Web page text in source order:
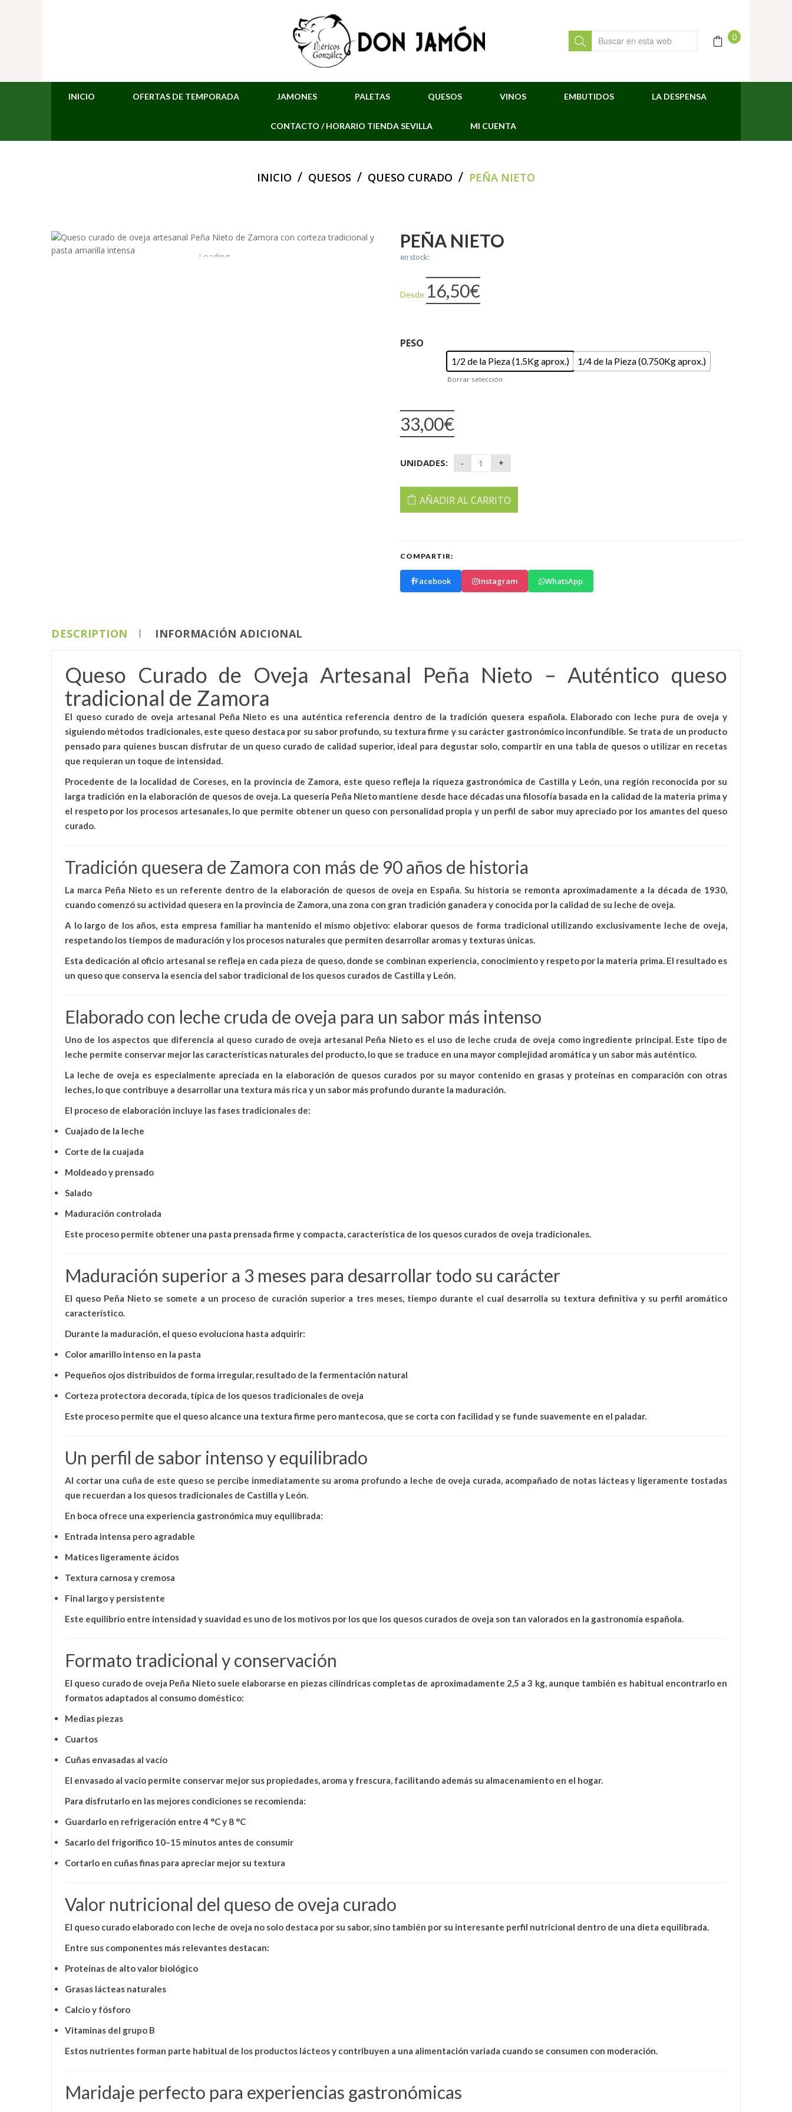
0
INICIO OFERTAS DE TEMPORADA JAMONES PALETAS QUESOS VINOS EMBUTIDOS LA DESPENSA
CONTACTO / HORARIO TIENDA SEVILLA MI CUENTA
INICIO / QUESOS / QUESO CURADO / PEÑA NIETO
Loading...
PEÑA NIETO
en stock:
Desde 16,50€
PESO
1/2 de la Pieza (1.5Kg aprox.) 1/4 de la Pieza (0.750Kg aprox.)
Borrar selección
33,00€
UNIDADES:
AÑADIR AL CARRITO
COMPARTIR:
Facebook Instagram WhatsApp
DESCRIPTION INFORMACIÓN ADICIONAL
Queso Curado de Oveja Artesanal Peña Nieto – Auténtico queso
tradicional de Zamora
El queso curado de oveja artesanal Peña Nieto es una auténtica referencia dentro de la tradición quesera española. Elaborado con leche pura de oveja y
siguiendo métodos tradicionales, este queso destaca por su sabor profundo, su textura firme y su carácter gastronómico inconfundible. Se trata de un producto
pensado para quienes buscan disfrutar de un queso curado de calidad superior, ideal para degustar solo, compartir en una tabla de quesos o utilizar en recetas
que requieran un toque de intensidad.
Procedente de la localidad de Coreses, en la provincia de Zamora, este queso refleja la riqueza gastronómica de Castilla y León, una región reconocida por su
larga tradición en la elaboración de quesos de oveja. La quesería Peña Nieto mantiene desde hace décadas una filosofía basada en la calidad de la materia prima y
el respeto por los procesos artesanales, lo que permite obtener un queso con personalidad propia y un perfil de sabor muy apreciado por los amantes del queso
curado.
Tradición quesera de Zamora con más de 90 años de historia
La marca Peña Nieto es un referente dentro de la elaboración de quesos de oveja en España. Su historia se remonta aproximadamente a la década de 1930,
cuando comenzó su actividad quesera en la provincia de Zamora, una zona con gran tradición ganadera y conocida por la calidad de su leche de oveja.
A lo largo de los años, esta empresa familiar ha mantenido el mismo objetivo: elaborar quesos de forma tradicional utilizando exclusivamente leche de oveja,
respetando los tiempos de maduración y los procesos naturales que permiten desarrollar aromas y texturas únicas.
Esta dedicación al oficio artesanal se refleja en cada pieza de queso, donde se combinan experiencia, conocimiento y respeto por la materia prima. El resultado es
un queso que conserva la esencia del sabor tradicional de los quesos curados de Castilla y León.
Elaborado con leche cruda de oveja para un sabor más intenso
Uno de los aspectos que diferencia al queso curado de oveja artesanal Peña Nietoes el uso de leche cruda de oveja como ingrediente principal. Este tipo de
leche permite conservar mejor las características naturales del producto, lo que se traduce en una mayor complejidad aromática y un sabor más auténtico.
La leche de oveja es especialmente apreciada en la elaboración de quesos curados por su mayor contenido en grasas y proteínasen comparación con otras
leches, lo que contribuye a desarrollar una textura más rica y un sabor más profundo durante la maduración.
El proceso de elaboración incluye las fases tradicionales de:
Cuajado de la leche
Corte de la cuajada
Moldeado y prensado
Salado
Maduración controlada
Este proceso permite obtener una pasta prensada firme y compacta, característica de los quesos curados de oveja tradicionales.
Maduración superior a 3 meses para desarrollar todo su carácter
El queso Peña Nieto se somete a un proceso de curación superior a tres meses, tiempo durante el cual desarrolla su textura definitiva y su perfil aromático
característico.
Durante la maduración, el queso evoluciona hasta adquirir:
Color amarillo intenso en la pasta
Pequeños ojos distribuidos de forma irregular, resultado de la fermentación natural
Corteza protectora decorada, típica de los quesos tradicionales de oveja
Este proceso permite que el queso alcance una textura firme pero mantecosa, que se corta con facilidad y se funde suavemente en el paladar.
Un perfil de sabor intenso y equilibrado
Al cortar una cuña de este queso se percibe inmediatamente su aroma profundo a leche de oveja curada, acompañado de notas lácteas y ligeramente tostadas
que recuerdan a los quesos tradicionales de Castilla y León.
En boca ofrece una experiencia gastronómica muy equilibrada:
Entrada intensa pero agradable
Matices ligeramente ácidos
Textura carnosa y cremosa
Final largo y persistente
Este equilibrio entre intensidad y suavidad es uno de los motivos por los que los quesos curados de oveja son tan valorados en la gastronomía española.
Formato tradicional y conservación
El queso curado de oveja Peña Nietosuele elaborarse en piezas cilíndricas completas de aproximadamente 2,5 a 3 kg, aunque también es habitual encontrarlo en
formatos adaptados al consumo doméstico:
Medias piezas
Cuartos
Cuñas envasadas al vacío
El envasado al vacío permite conservar mejor sus propiedades, aroma y frescura, facilitando además su almacenamiento en el hogar.
Para disfrutarlo en las mejores condiciones se recomienda:
Guardarlo en refrigeración entre4 °C y 8 °C
Sacarlo del frigorífico 10–15 minutos antes de consumir
Cortarlo en cuñas finas para apreciar mejor su textura
Valor nutricional del queso de oveja curado
El queso curado elaborado con leche de oveja no solo destaca por su sabor, sino también por su interesante perfil nutricional dentro de una dieta equilibrada.
Entre sus componentes más relevantes destacan:
Proteínas de alto valor biológico
Grasas lácteas naturales
Calcio y fósforo
Vitaminas del grupo B
Estos nutrientes forman parte habitual de los productos lácteos y contribuyen a una alimentación variada cuando se consumen con moderación.
Maridaje perfecto para experiencias gastronómicas